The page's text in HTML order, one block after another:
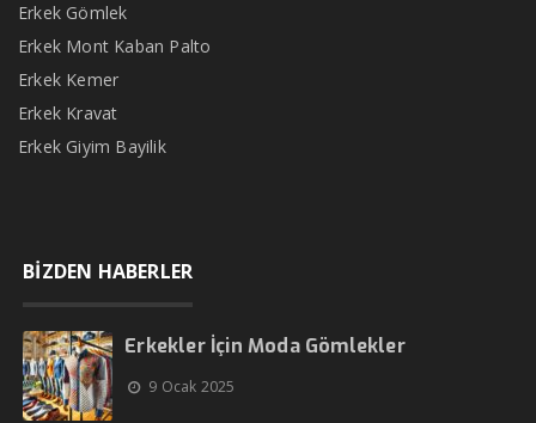
Erkek Gömlek
Erkek Mont Kaban Palto
Erkek Kemer
Erkek Kravat
Erkek Giyim Bayilik
BİZDEN HABERLER
Erkekler İçin Moda Gömlekler
9 Ocak 2025